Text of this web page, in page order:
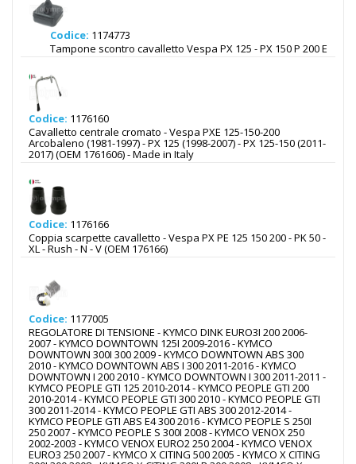
Codice: 1174773
Tampone scontro cavalletto Vespa PX 125 - PX 150 P 200 E
Codice: 1176160
Cavalletto centrale cromato - Vespa PXE 125-150-200
Arcobaleno (1981-1997) - PX 125 (1998-2007) - PX 125-150 (2011-
2017) (OEM 1761606) - Made in Italy
Codice: 1176166
Coppia scarpette cavalletto - Vespa PX PE 125 150 200 - PK 50 -
XL - Rush - N - V (OEM 176166)
Codice: 1177005
REGOLATORE DI TENSIONE - KYMCO DINK EURO3I 200 2006-
2007 - KYMCO DOWNTOWN 125I 2009-2016 - KYMCO
DOWNTOWN 300I 300 2009 - KYMCO DOWNTOWN ABS 300
2010 - KYMCO DOWNTOWN ABS I 300 2011-2016 - KYMCO
DOWNTOWN I 200 2010 - KYMCO DOWNTOWN I 300 2011-2011 -
KYMCO PEOPLE GTI 125 2010-2014 - KYMCO PEOPLE GTI 200
2010-2014 - KYMCO PEOPLE GTI 300 2010 - KYMCO PEOPLE GTI
300 2011-2014 - KYMCO PEOPLE GTI ABS 300 2012-2014 -
KYMCO PEOPLE GTI ABS E4 300 2016 - KYMCO PEOPLE S 250I
250 2007 - KYMCO PEOPLE S 300I 2008 - KYMCO VENOX 250
2002-2003 - KYMCO VENOX EURO2 250 2004 - KYMCO VENOX
EURO3 250 2007 - KYMCO X CITING 500 2005 - KYMCO X CITING